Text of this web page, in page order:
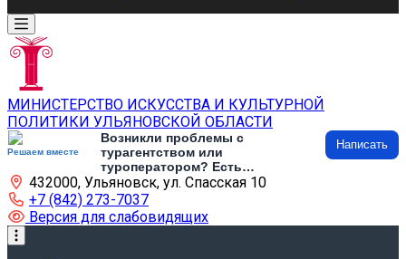
МИНИСТЕРСТВО ИСКУССТВА И КУЛЬТУРНОЙ
ПОЛИТИКИ УЛЬЯНОВСКОЙ ОБЛАСТИ
Решаем вместе
Возникли проблемы с
турагентством или
туроператором? Есть
предложения по развитию
туризма и туристической
инфраструктуры? Напишите об
этом
Написать
432000, Ульяновск, ул. Спасская 10
+7 (842) 273-7037
Версия для слабовидящих